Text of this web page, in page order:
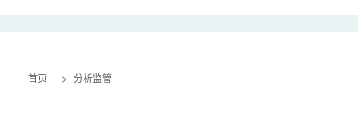
首页 > 分析监管